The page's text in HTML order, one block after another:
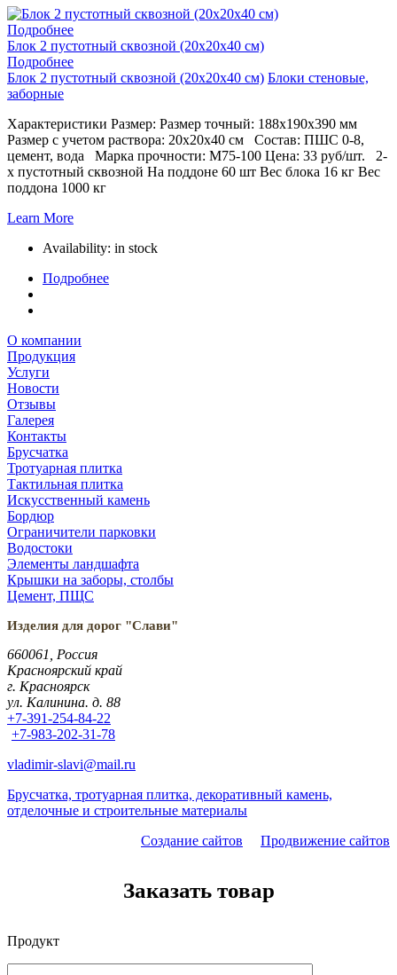
Подробнее
Блок 2 пустотный сквозной (20х20х40 см)
Подробнее
Блок 2 пустотный сквозной (20х20х40 см) Блоки стеновые,
заборные
Характеристики Размер: Размер точный: 188х190х390 мм
Размер с учетом раствора: 20х20х40 см Состав: ПШС 0-8,
цемент, вода Марка прочности: М75-100 Цена: 33 руб/шт. 2-
х пустотный сквозной На поддоне 60 шт Вес блока 16 кг Вес
поддона 1000 кг
Learn More
Availability: in stock
Подробнее
О компании
Продукция
Услуги
Новости
Отзывы
Галерея
Контакты
Брусчатка
Тротуарная плитка
Тактильная плитка
Искусственный камень
Бордюр
Ограничители парковки
Водостоки
Элементы ландшафта
Крышки на заборы, столбы
Цемент, ПЩС
Изделия для дорог "Слави"
660061, Россия
Красноярский край
г. Красноярск
ул. Калинина. д. 88
+7-391-254-84-22
+7-983-202-31-78
vladimir-slavi@mail.ru
Брусчатка, тротуарная плитка, декоративный камень,
отделочные и строительные материалы
Создание сайтов
Продвижение сайтов
Заказать товар
Продукт